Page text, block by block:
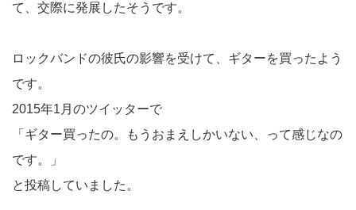
て、交際に発展したそうです。
ロックバンドの彼氏の影響を受けて、ギターを買ったよう
です。
2015年1月のツイッターで
「ギター買ったの。もうおまえしかいない、って感じなの
です。」
と投稿していました。